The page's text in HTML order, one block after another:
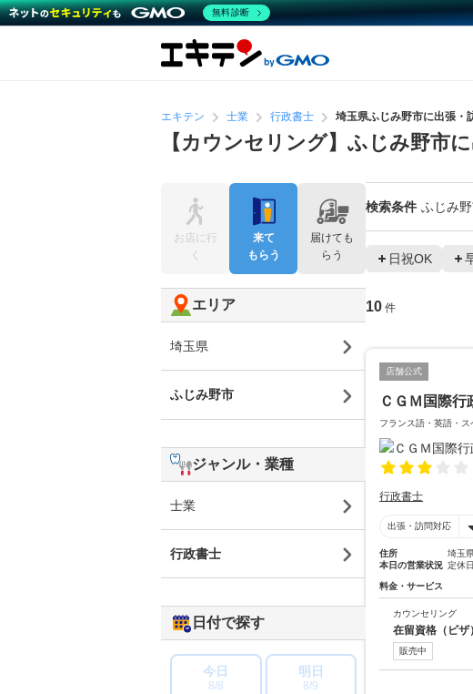
エキテン 士業 行政書士 埼玉県ふじみ野市に出張・
【カウンセリング】ふじみ野市
検索条件 ふじみ
日祝OK
10 件
店舗公式
ＣＧＭ国際行
フランス語・英語・
行政書士
出張・訪問対応
住所
埼玉
本日の営業状況 定休日
料金・サービス
カウンセリング
在留資格（ビザ
販売中
お店に行
く
来て
もらう
届けても
らう
エリア
埼玉県
ふじみ野市
ジャンル・業種
士業
行政書士
日付で探す
今日
8/8
明日
8/9
無料診断